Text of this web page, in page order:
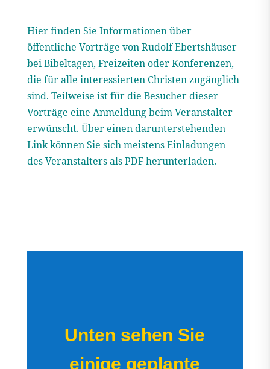
Hier finden Sie Informationen über
öffentliche Vorträge von Rudolf Ebertshäuser
bei Bibeltagen, Freizeiten oder Konferenzen,
die für alle interessierten Christen zugänglich
sind. Teilweise ist für die Besucher dieser
Vorträge eine Anmeldung beim Veranstalter
erwünscht. Über einen darunterstehenden
Link können Sie sich meistens Einladungen
des Veranstalters als PDF herunterladen.
Unten sehen Sie
einige geplante